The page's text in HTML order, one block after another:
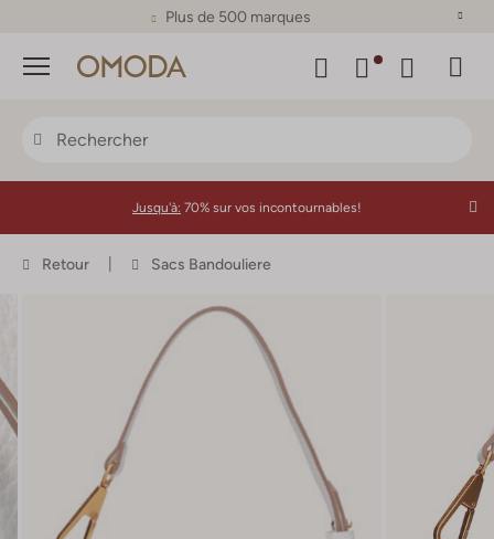
Plus de 500 marques
Menu
Jusqu'à: 70% sur vos incontournables!
Retour Sacs Bandouliere